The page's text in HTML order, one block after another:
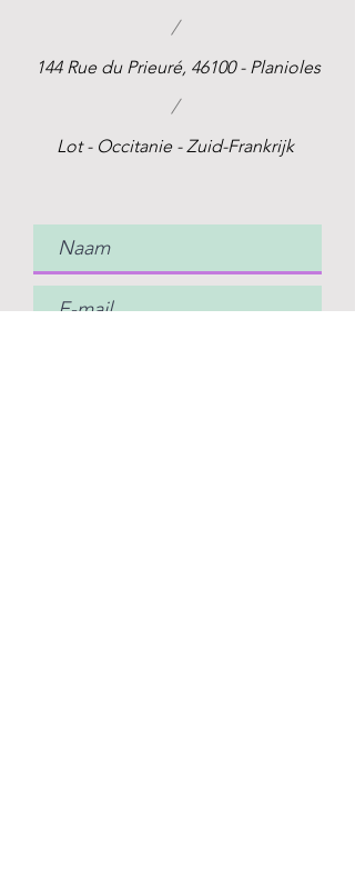
/
144 Rue du Prieuré, 46100 - Planioles
/
Lot - Occitanie - Zuid-Frankrijk